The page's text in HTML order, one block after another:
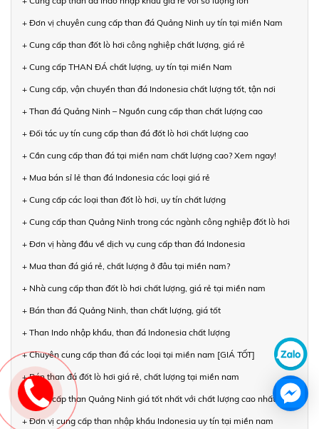
+ Đơn vị chuyên cung cấp than đá Quảng Ninh uy tín tại miền Nam
+ Cung cấp than đốt lò hơi công nghiệp chất lượng, giá rẻ
+ Cung cấp THAN ĐÁ chất lượng, uy tín tại miền Nam
+ Cung cấp, vận chuyển than đá Indonesia chất lượng tốt, tận nơi
+ Than đá Quảng Ninh – Nguồn cung cấp than chất lượng cao
+ Đối tác uy tín cung cấp than đá đốt lò hơi chất lượng cao
+ Cần cung cấp than đá tại miền nam chất lượng cao? Xem ngay!
+ Mua bán sỉ lẻ than đá Indonesia các loại giá rẻ
+ Cung cấp các loại than đốt lò hơi, uy tín chất lượng
+ Cung cấp than Quảng Ninh trong các ngành công nghiệp đốt lò hơi
+ Đơn vị hàng đầu về dịch vụ cung cấp than đá Indonesia
+ Mua than đá giá rẻ, chất lượng ở đâu tại miền nam?
+ Nhà cung cấp than đốt lò hơi chất lượng, giá rẻ tại miền nam
+ Bán than đá Quảng Ninh, than chất lượng, giá tốt
+ Than Indo nhập khẩu, than đá Indonesia chất lượng
+ Chuyên cung cấp than đá các loại tại miền nam [GIÁ TỐT]
+ Bán than đá đốt lò hơi giá rẻ, chất lượng tại miền nam
+ Cung cấp than Quảng Ninh giá tốt nhất với chất lượng cao nhất
+ Đơn vị cung cấp than nhập khẩu Indonesia uy tín tại miền nam